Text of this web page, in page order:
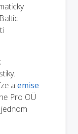
a emise
Pro OÜ